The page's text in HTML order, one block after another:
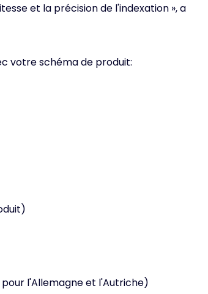
et la précision de l'indexation », a
votre schéma de produit:
l'Allemagne et l'Autriche)